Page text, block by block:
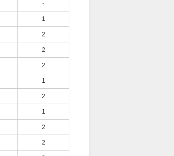
-
1
2
2
2
1
2
1
2
2